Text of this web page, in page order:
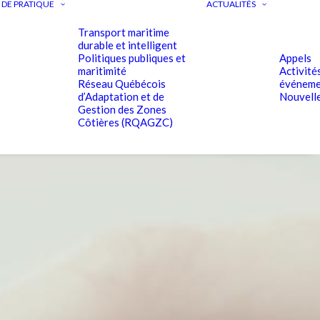
PRATIQUE
Transport maritime
durable et intelligent
Politiques publiques et
maritimité
Réseau Québécois
d’Adaptation et de
Gestion des Zones
Côtières (RQAGZC)
ACTUALITÉS
Appels